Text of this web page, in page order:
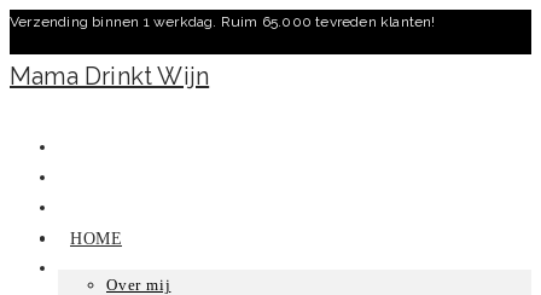
Ga
naar
inhoud
Verzending binnen 1 werkdag. Ruim 65.000 tevreden klanten!
Mama Drinkt Wijn
HOME
Over mij